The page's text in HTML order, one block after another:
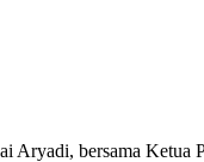
bersama